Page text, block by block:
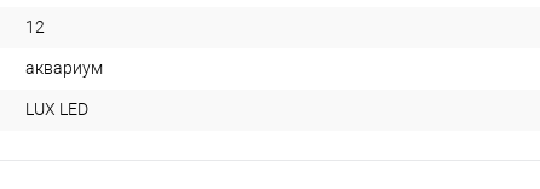
12
аквариум
LUX LED